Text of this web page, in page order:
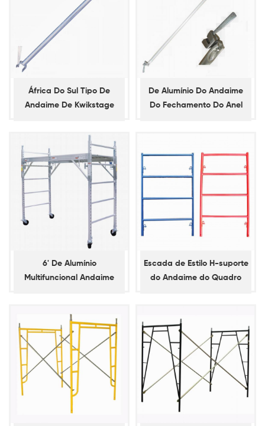
África Do Sul Tipo De
Andaime De Kwikstage
De Alumínio Do Andaime
Do Fechamento Do Anel
6' De Alumínio
Multifuncional Andaime
Escada de Estilo H-suporte
do Andaime do Quadro